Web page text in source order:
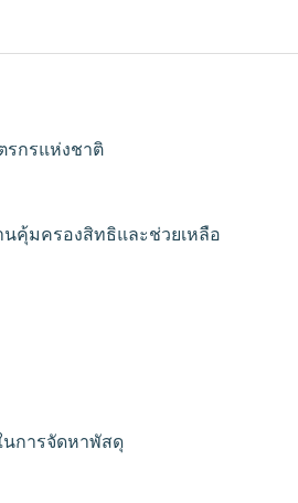
รกรแห่งชาติ
นคุ้มครองสิทธิและช่วยเหลือ
นการจัดหาพัสดุ